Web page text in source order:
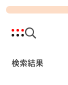
検索結果